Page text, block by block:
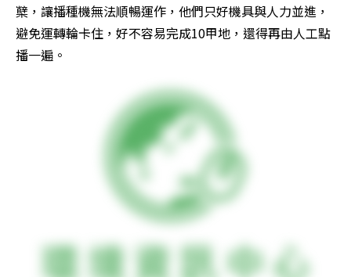
櫱，讓播種機無法順暢運作，他們只好機具與人力並進，
避免運轉輪卡住，好不容易完成10甲地，還得再由人工點
播一遍。